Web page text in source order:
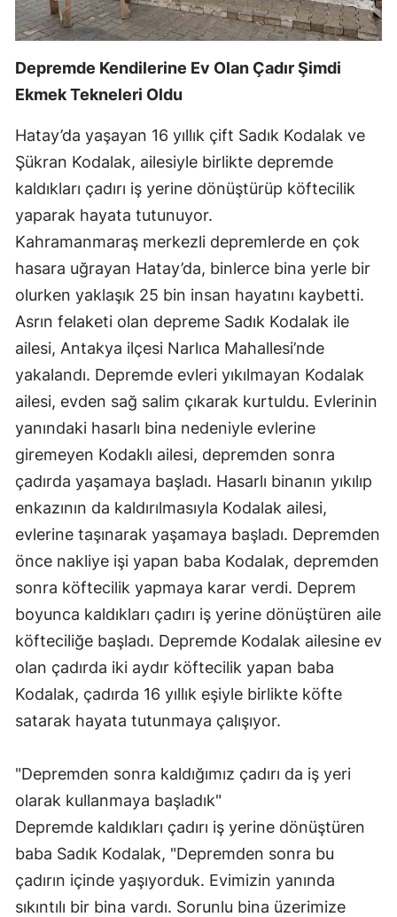
Erzurum
Eskişehir
Giresun
Gümüşhane
Hakkari
Hatay
Isparta
Mersin
İstanbul
İzmir
Kars
Kastamonu
Kırklareli
Kırşehir
Kocaeli
Konya
Kütahya
Kahramanmaraş
Mardin
Muğla
Muş
Depremde Kendilerine Ev Olan Çadır Şimdi
Ekmek Tekneleri Oldu
Hatay’da yaşayan 16 yıllık çift Sadık Kodalak ve
Şükran Kodalak, ailesiyle birlikte depremde
kaldıkları çadırı iş yerine dönüştürüp köftecilik
yaparak hayata tutunuyor.
Kahramanmaraş merkezli depremlerde en çok
hasara uğrayan Hatay’da, binlerce bina yerle bir
olurken yaklaşık 25 bin insan hayatını kaybetti.
Asrın felaketi olan depreme Sadık Kodalak ile
ailesi, Antakya ilçesi Narlıca Mahallesi’nde
yakalandı. Depremde evleri yıkılmayan Kodalak
ailesi, evden sağ salim çıkarak kurtuldu. Evlerinin
yanındaki hasarlı bina nedeniyle evlerine
giremeyen Kodaklı ailesi, depremden sonra
çadırda yaşamaya başladı. Hasarlı binanın yıkılıp
enkazının da kaldırılmasıyla Kodalak ailesi,
evlerine taşınarak yaşamaya başladı. Depremden
önce nakliye işi yapan baba Kodalak, depremden
sonra köftecilik yapmaya karar verdi. Deprem
boyunca kaldıkları çadırı iş yerine dönüştüren aile
köfteciliğe başladı. Depremde Kodalak ailesine ev
olan çadırda iki aydır köftecilik yapan baba
Kodalak, çadırda 16 yıllık eşiyle birlikte köfte
satarak hayata tutunmaya çalışıyor.
"Depremden sonra kaldığımız çadırı da iş yeri
olarak kullanmaya başladık"
Depremde kaldıkları çadırı iş yerine dönüştüren
baba Sadık Kodalak, "Depremden sonra bu
çadırın içinde yaşıyorduk. Evimizin yanında
sıkıntılı bir bina vardı. Sorunlu bina üzerimize